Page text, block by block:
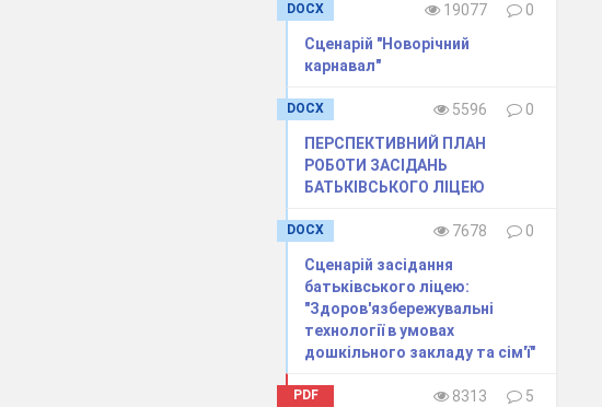
DOCX 19077
0
Сценарій "Новорічний
карнавал"
DOCX 5596
0
ПЕРСПЕКТИВНИЙ ПЛАН
РОБОТИ ЗАСІДАНЬ
БАТЬКІВСЬКОГО ЛІЦЕЮ
DOCX 7678
0
Сценарій засідання
батьківського ліцею:
"Здоров'язбережувальні
технології в умовах
дошкільного закладу та сім'ї"
PDF 8313
5